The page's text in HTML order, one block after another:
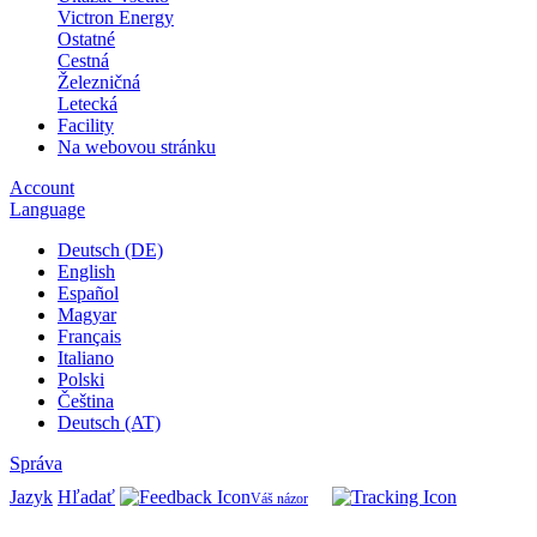
Victron Energy
Ostatné
Cestná
Železničná
Letecká
Facility
Na webovou stránku
Account
Language
Deutsch (DE)
English
Español
Magyar
Français
Italiano
Polski
Čeština
Deutsch (AT)
Správa
Jazyk Hľadať Váš názor